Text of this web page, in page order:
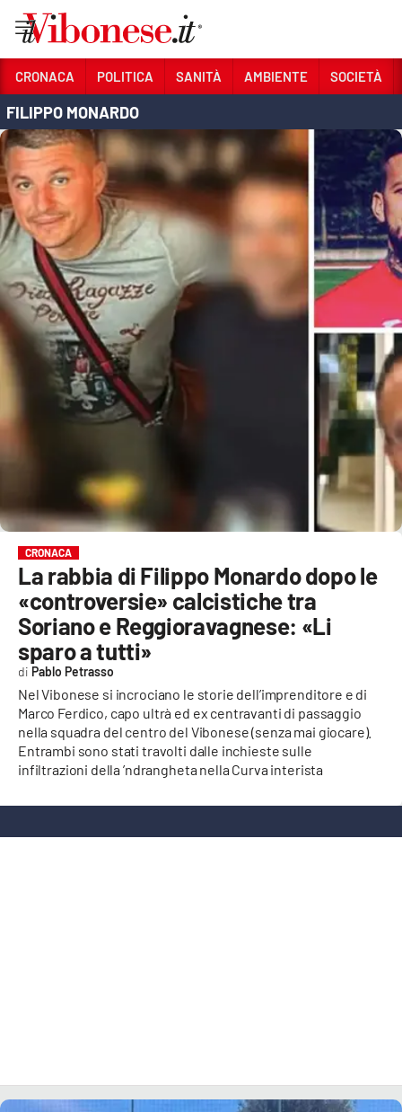
Sezioni
CRONACA
POLITICA
SANITÀ
AMBIENTE
SOCIETÀ
CULTURA
ECONOMIA E LAVORO
EVENTI
LAC TV
LAC NETWORK
LAC ONAIR
LaC
Network
LACPLAY.IT
LACTV.IT
ANDROID
CRONACA POLITICA SANITÀ AMBIENTE SOCIETÀ
FILIPPO MONARDO
CRONACA
La rabbia di Filippo Monardo dopo le
«controversie» calcistiche tra
Soriano e Reggioravagnese: «Li
sparo a tutti»
Nel Vibonese si incrociano le storie dell’imprenditore e di
Marco Ferdico, capo ultrà ed ex centravanti di passaggio
nella squadra del centro del Vibonese (senza mai giocare).
Entrambi sono stati travolti dalle inchieste sulle
infiltrazioni della ’ndrangheta nella Curva interista
Pablo Petrasso